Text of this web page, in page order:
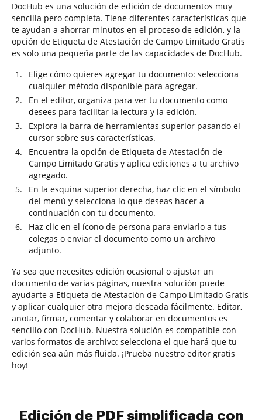
DocHub es una solución de edición de documentos muy
sencilla pero completa. Tiene diferentes características que
te ayudan a ahorrar minutos en el proceso de edición, y la
opción de Etiqueta de Atestación de Campo Limitado Gratis
es solo una pequeña parte de las capacidades de DocHub.
Elige cómo quieres agregar tu documento: selecciona
cualquier método disponible para agregar.
En el editor, organiza para ver tu documento como
desees para facilitar la lectura y la edición.
Explora la barra de herramientas superior pasando el
cursor sobre sus características.
Encuentra la opción de Etiqueta de Atestación de
Campo Limitado Gratis y aplica ediciones a tu archivo
agregado.
En la esquina superior derecha, haz clic en el símbolo
del menú y selecciona lo que deseas hacer a
continuación con tu documento.
Haz clic en el ícono de persona para enviarlo a tus
colegas o enviar el documento como un archivo
adjunto.
Ya sea que necesites edición ocasional o ajustar un
documento de varias páginas, nuestra solución puede
ayudarte a Etiqueta de Atestación de Campo Limitado Gratis
y aplicar cualquier otra mejora deseada fácilmente. Editar,
anotar, firmar, comentar y colaborar en documentos es
sencillo con DocHub. Nuestra solución es compatible con
varios formatos de archivo: selecciona el que hará que tu
edición sea aún más fluida. ¡Prueba nuestro editor gratis
hoy!
Edición de PDF simplificada con